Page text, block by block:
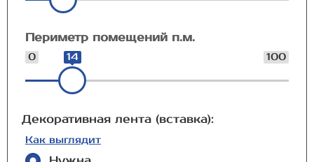
Периметр помещений п.м.
0 100
14
Декоративная лента (вставка):
Как выглядит